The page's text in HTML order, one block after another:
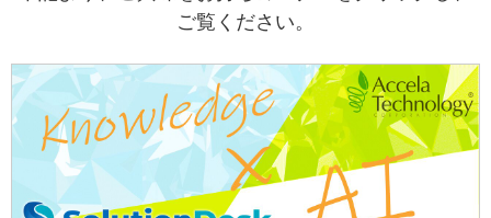
ご覧ください。